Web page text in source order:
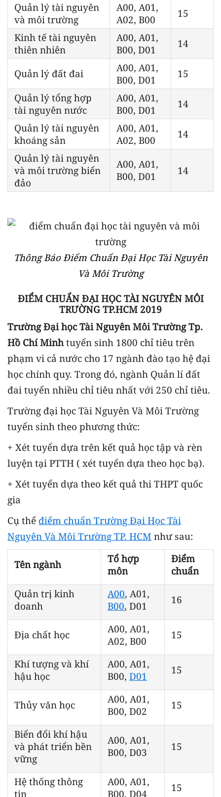
Quản lý tài nguyên
và môi trường
A00, A01,
A02, B00
15
Kinh tế tài nguyên
thiên nhiên
A00, A01,
B00, D01
14
Quản lý đất đai
A00, A01,
B00, D01
15
Quản lý tổng hợp
tài nguyên nước
A00, A01,
B00, D01
14
Quản lý tài nguyên
khoáng sản
A00, A01,
A02, B00
14
Quản lý tài nguyên
và môi trường biển
đảo
A00, A01,
B00, D01
14
Thông Báo Điểm Chuẩn Đại Học Tài Nguyên
Và Môi Trường
ĐIỂM CHUẨN ĐẠI HỌC TÀI NGUYÊN MÔI
TRƯỜNG TP.HCM 2019
Trường Đại học Tài Nguyên Môi Trường Tp.
Hồ Chí Minhtuyển sinh 1800 chỉ tiêu trên
phạm vi cả nước cho 17 ngành đào tạo hệ đại
học chính quy. Trong đó, ngành Quản lí đất
đai tuyển nhiều chỉ tiêu nhất với 250 chỉ tiêu.
Trường đại học Tài Nguyên Và Môi Trường
tuyển sinh theo phương thức:
+ Xét tuyển dựa trên kết quả học tập và rèn
luyện tại PTTH ( xét tuyển dựa theo học bạ).
+ Xét tuyển dựa theo kết quả thi THPT quốc
gia
Cụ thể điểm chuẩn Trường Đại Học Tài
Nguyên Và Môi Trường TP. HCM như sau:
Tên ngành
Tổ hợp
môn
Điểm
chuẩn
Quản trị kinh
doanh
A00, A01,
B00, D01
16
Địa chất học
A00, A01,
A02, B00
15
Khí tượng và khí
hậu học
A00, A01,
B00, D01
15
Thủy văn học
A00, A01,
B00, D02
15
Biển đổi khí hậu
và phát triển bền
vững
A00, A01,
B00, D03
15
Hệ thống thông
tin
A00, A01,
B00, D04
15